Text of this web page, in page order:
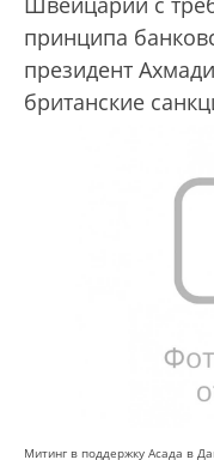
принципа
президент
британские
Митинг в поддержку Асада в